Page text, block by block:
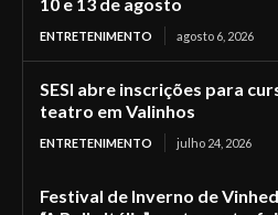
ENTRETENIMENTO agosto 6, 2026
SESI abre inscrições para
teatro em Valinhos
ENTRETENIMENTO julho 24, 2026
Festival de Inverno de